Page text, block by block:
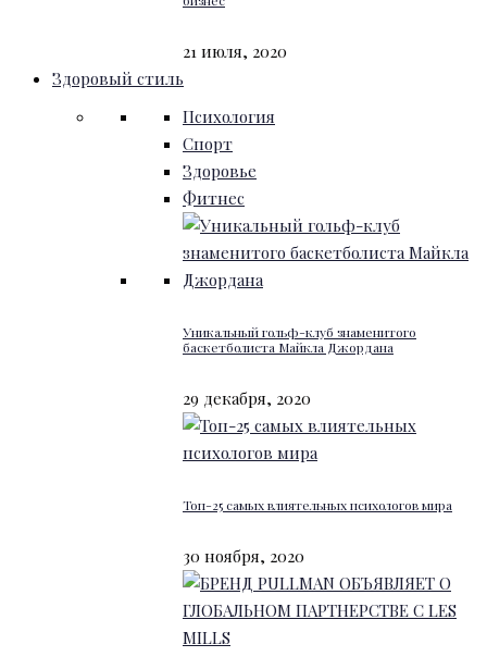
21 июля, 2020
Здоровый стиль
Психология
Спорт
Здоровье
Фитнес
Уникальный гольф-клуб знаменитого
баскетболиста Майкла Джордана
29 декабря, 2020
Топ-25 самых влиятельных психологов мира
30 ноября, 2020